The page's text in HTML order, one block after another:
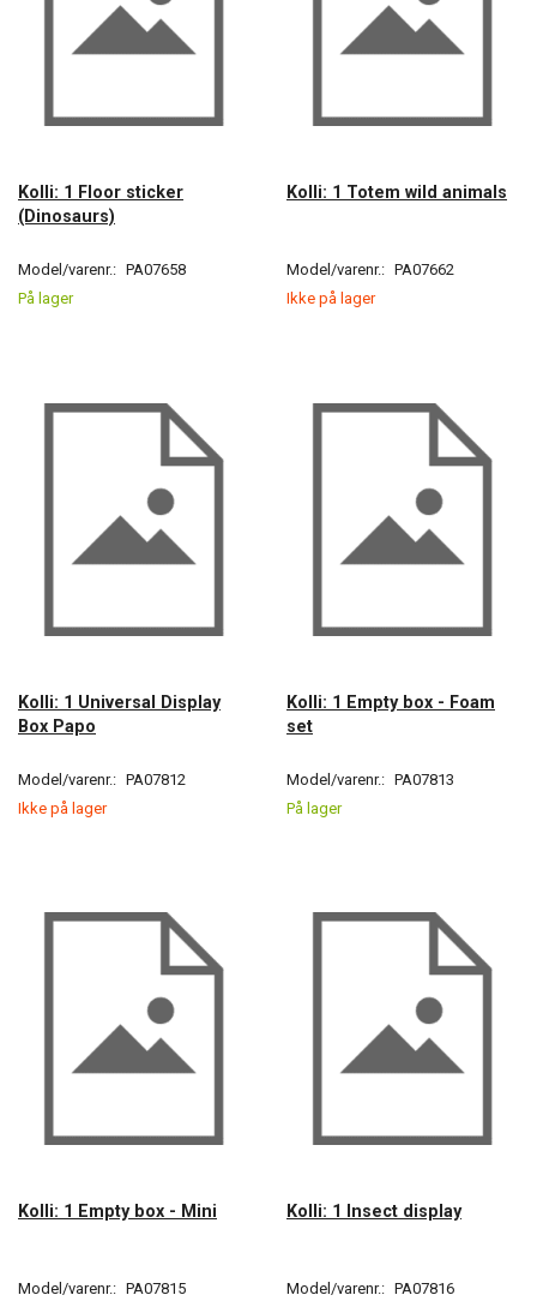
Kolli: 1 Floor sticker
(Dinosaurs)
Model/varenr.: PA07658
På lager
Kolli: 1 Totem wild animals
Model/varenr.: PA07662
Ikke på lager
Kolli: 1 Universal Display
Box Papo
Model/varenr.: PA07812
Ikke på lager
Kolli: 1 Empty box - Foam
set
Model/varenr.: PA07813
På lager
Kolli: 1 Empty box - Mini
Model/varenr.: PA07815
Kolli: 1 Insect display
Model/varenr.: PA07816